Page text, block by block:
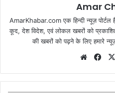
Amar
AmarKhabar.com एक हिन्दी न्यूज़
कूद, देश विदेश, एवं लोकल खबरों को
की खबरों को पढ़ने के लिए हमारे
Website